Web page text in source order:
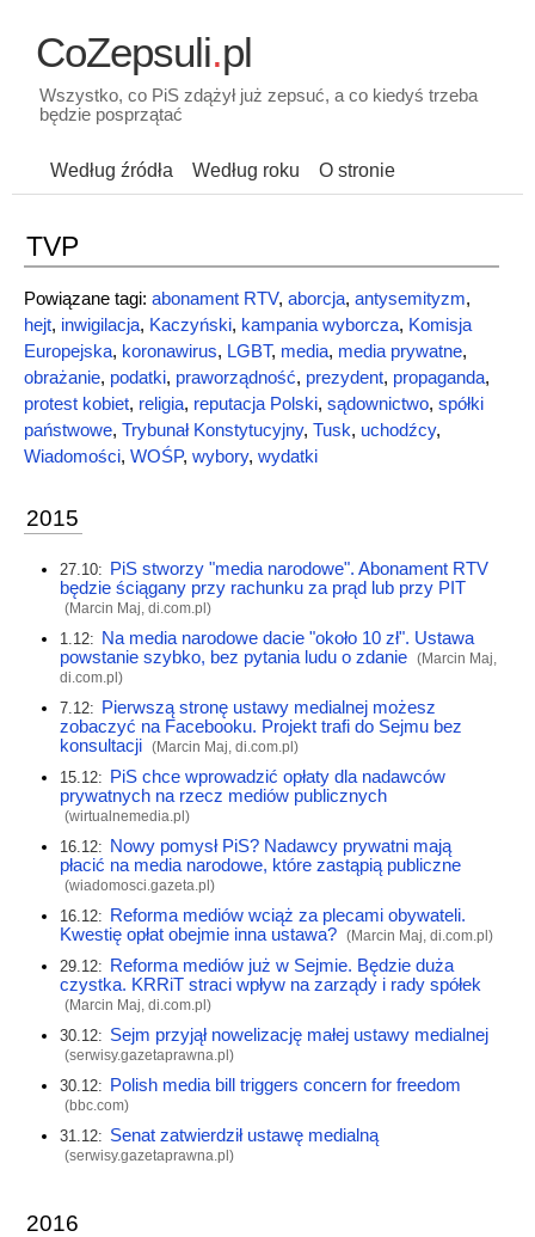
CoZepsuli.pl
Wszystko, co PiS zdążył już zepsuć, a co kiedyś trzeba
będzie posprzątać
Według źródła Według roku O stronie
TVP
Powiązane tagi: abonament RTV, aborcja, antysemityzm,
hejt, inwigilacja, Kaczyński, kampania wyborcza, Komisja
Europejska, koronawirus, LGBT, media, media prywatne,
obrażanie, podatki, praworządność, prezydent, propaganda,
protest kobiet, religia, reputacja Polski, sądownictwo, spółki
państwowe, Trybunał Konstytucyjny, Tusk, uchodźcy,
Wiadomości, WOŚP, wybory, wydatki
2015
27.10: PiS stworzy "media narodowe". Abonament RTV
będzie ściągany przy rachunku za prąd lub przy PIT
(Marcin Maj, di.com.pl)
1.12: Na media narodowe dacie "około 10 zł". Ustawa
powstanie szybko, bez pytania ludu o zdanie (Marcin Maj,
di.com.pl)
7.12: Pierwszą stronę ustawy medialnej możesz
zobaczyć na Facebooku. Projekt trafi do Sejmu bez
konsultacji (Marcin Maj, di.com.pl)
15.12: PiS chce wprowadzić opłaty dla nadawców
prywatnych na rzecz mediów publicznych
(wirtualnemedia.pl)
16.12: Nowy pomysł PiS? Nadawcy prywatni mają
płacić na media narodowe, które zastąpią publiczne
(wiadomosci.gazeta.pl)
16.12: Reforma mediów wciąż za plecami obywateli.
Kwestię opłat obejmie inna ustawa? (Marcin Maj, di.com.pl)
29.12: Reforma mediów już w Sejmie. Będzie duża
czystka. KRRiT straci wpływ na zarządy i rady spółek
(Marcin Maj, di.com.pl)
30.12: Sejm przyjął nowelizację małej ustawy medialnej
(serwisy.gazetaprawna.pl)
30.12: Polish media bill triggers concern for freedom
(bbc.com)
31.12: Senat zatwierdził ustawę medialną
(serwisy.gazetaprawna.pl)
2016